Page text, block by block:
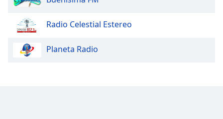
Radio Celestial Estereo
Planeta Radio